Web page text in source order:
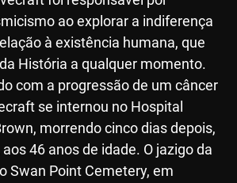
ao explorar a indiferença
à existência humana, que
História a qualquer momento.
com a progressão de um câncer
se internou no Hospital
morrendo cinco dias depois,
46 anos de idade. O jazigo da
Swan Point Cemetery, em